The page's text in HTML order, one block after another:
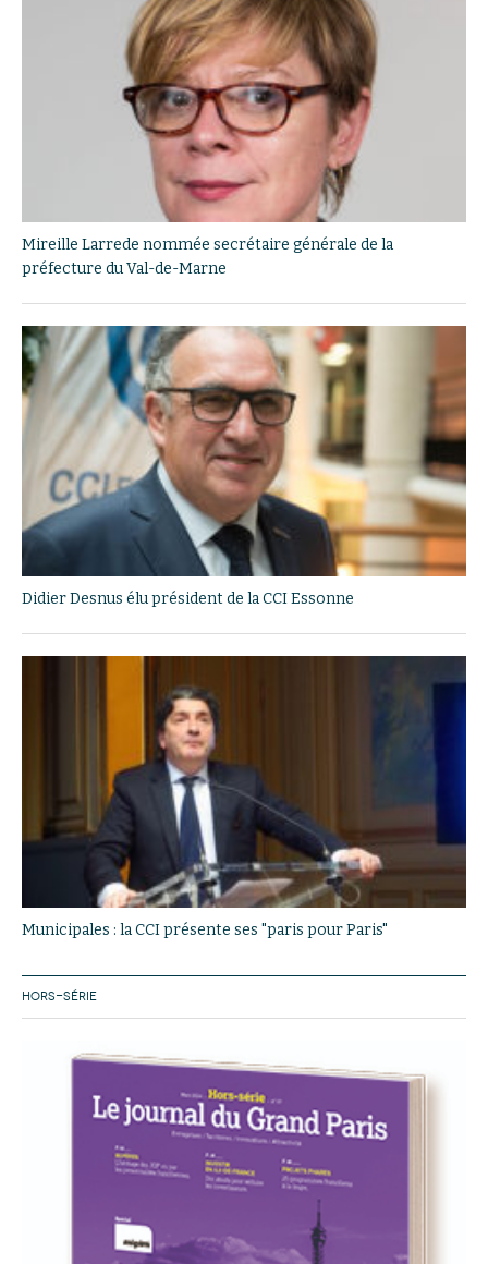
Mireille Larrede nommée secrétaire générale de la
préfecture du Val-de-Marne
Didier Desnus élu président de la CCI Essonne
Municipales : la CCI présente ses "paris pour Paris"
HORS-SÉRIE